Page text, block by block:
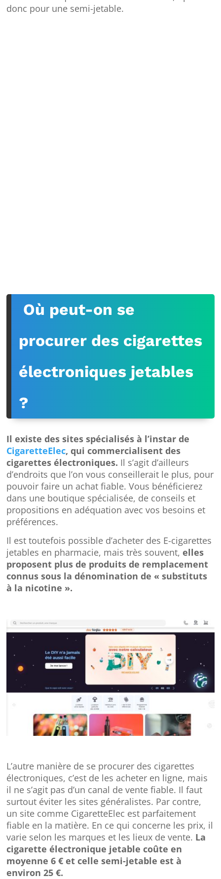
donc pour une semi-jetable.
Où peut-on se
procurer des cigarettes
électroniques jetables
?
Il existe des sites spécialisés à l’instar de
CigaretteElec, qui commercialisent des
cigarettes électroniques. Il s’agit d’ailleurs
d’endroits que l’on vous conseillerait le plus, pour
pouvoir faire un achat fiable. Vous bénéficierez
dans une boutique spécialisée, de conseils et
propositions en adéquation avec vos besoins et
préférences.
Il est toutefois possible d’acheter des E-cigarettes
jetables en pharmacie, mais très souvent, elles
proposent plus de produits de remplacement
connus sous la dénomination de « substituts
à la nicotine ».
L’autre manière de se procurer des cigarettes
électroniques, c’est de les acheter en ligne, mais
il ne s’agit pas d’un canal de vente fiable. Il faut
surtout éviter les sites généralistes. Par contre,
un site comme CigaretteElec est parfaitement
fiable en la matière. En ce qui concerne les prix, il
varie selon les marques et les lieux de vente. La
cigarette électronique jetable coûte en
moyenne 6 € et celle semi-jetable est à
environ 25 €.